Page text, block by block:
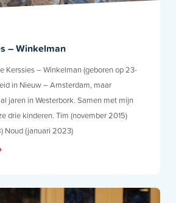
– Winkelman
Kerssies – Winkelman (geboren op 23-
in Nieuw – Amsterdam, maar
jaren in Westerbork. Samen met mijn
drie kinderen. Tim (november 2015)
Noud (januari 2023)